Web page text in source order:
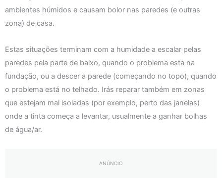
ambientes húmidos e causam bolor nas paredes (e outras
zona) de casa.
Estas situações terminam com a humidade a escalar pelas
paredes pela parte de baixo, quando o problema esta na
fundação, ou a descer a parede (começando no topo), quando
o problema está no telhado. Irás reparar também em zonas
que estejam mal isoladas (por exemplo, perto das janelas)
onde a tinta começa a levantar, usualmente a ganhar bolhas
de água/ar.
ANÚNCIO